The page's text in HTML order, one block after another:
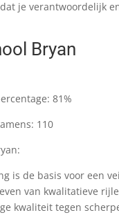
je verantwoordelijk
Bryan
81%
110
is de basis voor een
van kwalitatieve
kwaliteit tegen